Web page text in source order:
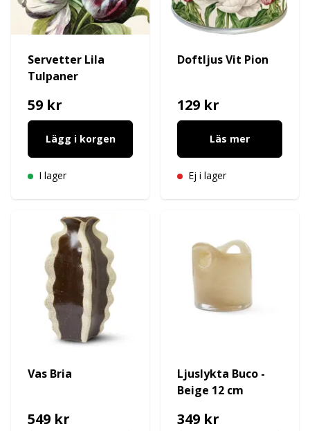
Servetter Lila
Tulpaner
59 kr
Lägg i korgen
I lager
Doftljus Vit Pion
129 kr
Läs mer
Ej i lager
Vas Bria
549 kr
Ljuslykta Buco -
Beige 12 cm
349 kr